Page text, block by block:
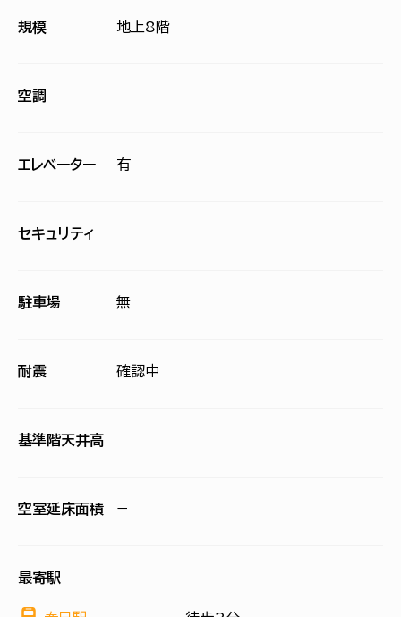
規模 地上8階
空調
エレベーター 有
セキュリティ
駐車場 無
耐震 確認中
基準階天井高
空室延床面積 −
最寄駅